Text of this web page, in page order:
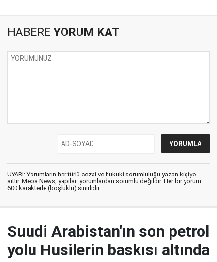
HABERE YORUM KAT
UYARI: Yorumların her türlü cezai ve hukuki sorumluluğu yazan kişiye
aittir. Mepa News, yapılan yorumlardan sorumlu değildir. Her bir yorum
600 karakterle (boşluklu) sınırlıdır.
Suudi Arabistan'ın son petrol
yolu Husilerin baskısı altında